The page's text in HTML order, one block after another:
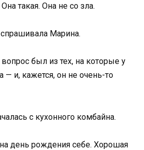
такая. Она не со зла.
Марина.
был из тех, на которые у
— и, кажется, он не очень-то
с кухонного комбайна.
день рождения себе. Хорошая